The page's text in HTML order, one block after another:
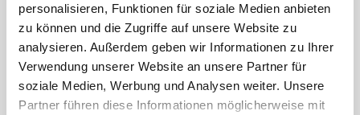
personalisieren, Funktionen für soziale Medien anbieten
zu können und die Zugriffe auf unsere Website zu
analysieren. Außerdem geben wir Informationen zu Ihrer
Verwendung unserer Website an unsere Partner für
soziale Medien, Werbung und Analysen weiter. Unsere
Partner führen diese Informationen möglicherweise mit
EMPFEHLUNG: Passt zu Salaten und Fischgerichten.
8 andere Artikel in der
gleichen Kategorie: